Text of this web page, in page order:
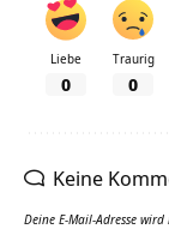
Liebe
0
Traurig
0
Keine
Deine E-Mail-Adresse